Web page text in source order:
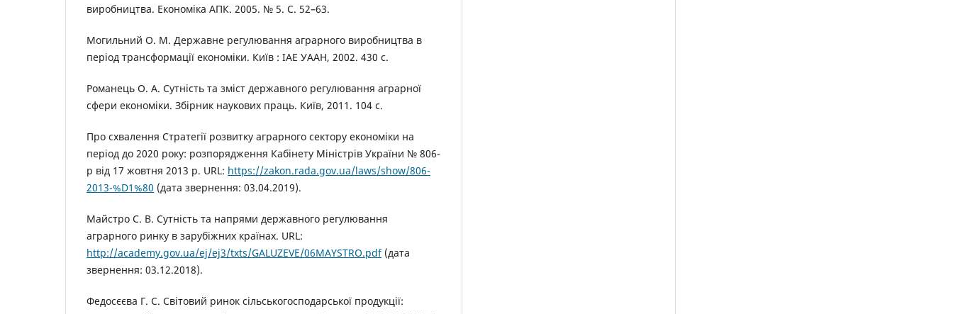
виробництва. Економіка АПК. 2005. № 5. С. 52–63.
Могильний О. М. Державне регулювання аграрного виробництва в
період трансформації економіки. Київ : ІАЕ УААН, 2002. 430 с.
Романець О. А. Сутність та зміст державного регулювання аграрної
сфери економіки. Збірник наукових праць. Київ, 2011. 104 с.
Про схвалення Стратегії розвитку аграрного сектору економіки на
період до 2020 року: розпорядження Кабінету Міністрів України № 806-
р від 17 жовтня 2013 р. URL: https://zakon.rada.gov.ua/laws/show/806-
2013-%D1%80 (дата звернення: 03.04.2019).
Майстро С. В. Сутність та напрями державного регулювання
аграрного ринку в зарубіжних країнах. URL:
http://academy.gov.ua/ej/ej3/txts/GALUZEVE/06MAYSTRO.pdf(дата
звернення: 03.12.2018).
Федосєєва Г. С. Світовий ринок сільськогосподарської продукції: